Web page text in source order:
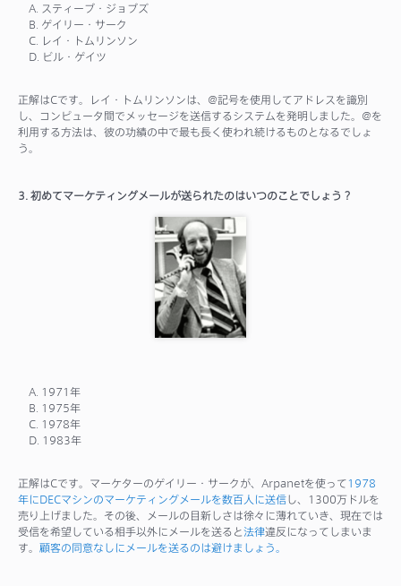
A. スティーブ・ジョブズ
B. ゲイリー・サーク
C. レイ・トムリンソン
D. ビル・ゲイツ
正解はCです。レイ・トムリンソンは、@記号を使用してアドレスを識別
し、コンピュータ間でメッセージを送信するシステムを発明しました。@を
利用する方法は、彼の功績の中で最も長く使われ続けるものとなるでしょ
う。
3. 初めてマーケティングメールが送られたのはいつのことでしょう？
A. 1971年
B. 1975年
C. 1978年
D. 1983年
正解はCです。マーケターのゲイリー・サークが、Arpanetを使って1978
年にDECマシンのマーケティングメールを数百人に送信し、1300万ドルを
売り上げました。その後、メールの目新しさは徐々に薄れていき、現在では
受信を希望している相手以外にメールを送ると法律違反になってしまいま
す。 顧客の同意なしにメールを送るのは避けましょう。